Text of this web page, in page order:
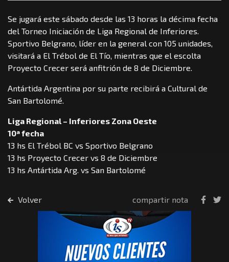
Se jugará este sábado desde las 13 horas la décima fecha
del Torneo Iniciación de Liga Regional de Inferiores.
Sportivo Belgrano, líder en la general con 105 unidades,
visitará a El Trébol de El Tío, mientras que el escolta
Proyecto Crecer será anfitrión de 8 de Diciembre.
Antártida Argentina por su parte recibirá a Cultural de
San Bartolomé.
Liga Regional – Inferiores Zona Oeste
10ª fecha
13 hs El Trébol BC vs Sportivo Belgrano
13 hs Proyecto Crecer vs 8 de Diciembre
13 hs Antártida Arg. vs San Bartolomé
Volver compartir nota